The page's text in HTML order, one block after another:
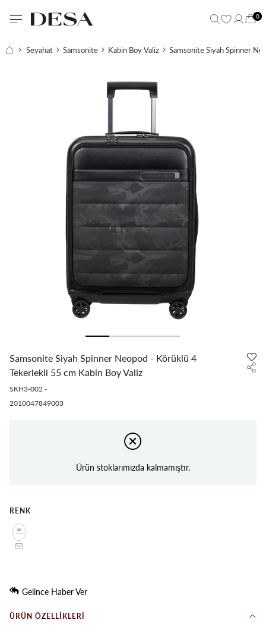
0
Seyahat Samsonite Kabin Boy Valiz
Samsonite Siyah Spinner Neopod - Körüklü 4
Tekerlekli 55 cm Kabin Boy Valiz
SKH3-002 -
2010047849003
Ürün stoklarımızda kalmamıştır.
RENK
Gelince Haber Ver
ÜRÜN ÖZELLIKLERI